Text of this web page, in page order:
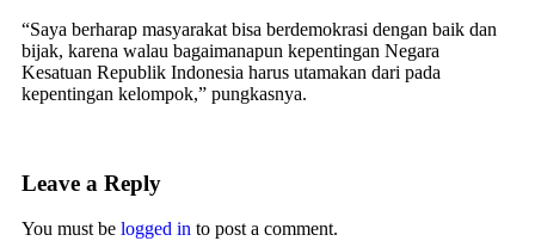
“Saya berharap masyarakat bisa berdemokrasi dengan baik dan
bijak, karena walau bagaimanapun kepentingan Negara
Kesatuan Republik Indonesia harus utamakan dari pada
kepentingan kelompok,” pungkasnya.
Leave a Reply
You must be logged in to post a comment.